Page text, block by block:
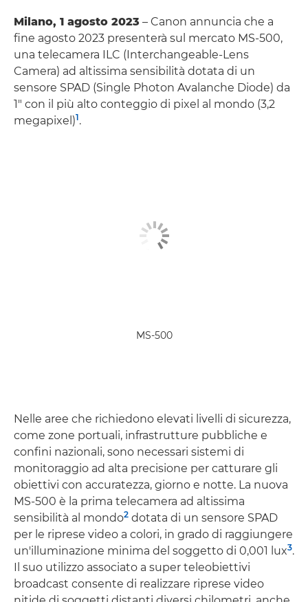
Milano, 1 agosto 2023 – Canon annuncia che a
fine agosto 2023 presenterà sul mercato MS-500,
una telecamera ILC (Interchangeable-Lens
Camera) ad altissima sensibilità dotata di un
sensore SPAD (Single Photon Avalanche Diode) da
1" con il più alto conteggio di pixel al mondo (3,2
megapixel)1.
MS-500
Nelle aree che richiedono elevati livelli di sicurezza,
come zone portuali, infrastrutture pubbliche e
confini nazionali, sono necessari sistemi di
monitoraggio ad alta precisione per catturare gli
obiettivi con accuratezza, giorno e notte. La nuova
MS-500 è la prima telecamera ad altissima
sensibilità al mondo2 dotata di un sensore SPAD
per le riprese video a colori, in grado di raggiungere
un'illuminazione minima del soggetto di 0,001 lux3.
Il suo utilizzo associato a super teleobiettivi
broadcast consente di realizzare riprese video